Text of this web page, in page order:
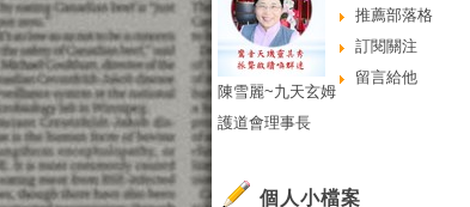
推薦部落格
訂閱關注
留言給他
陳雪麗~九天玄姆
護道會理事長
個人小檔案